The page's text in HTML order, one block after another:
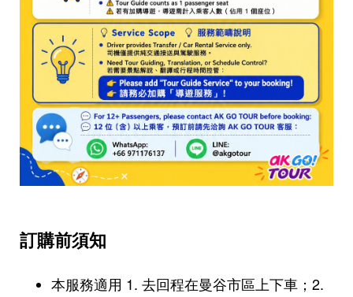
訂購前須知
本服務適用 1. 去回程在曼谷市區上下車；2.